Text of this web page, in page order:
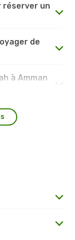
réserver un
de
à Amman